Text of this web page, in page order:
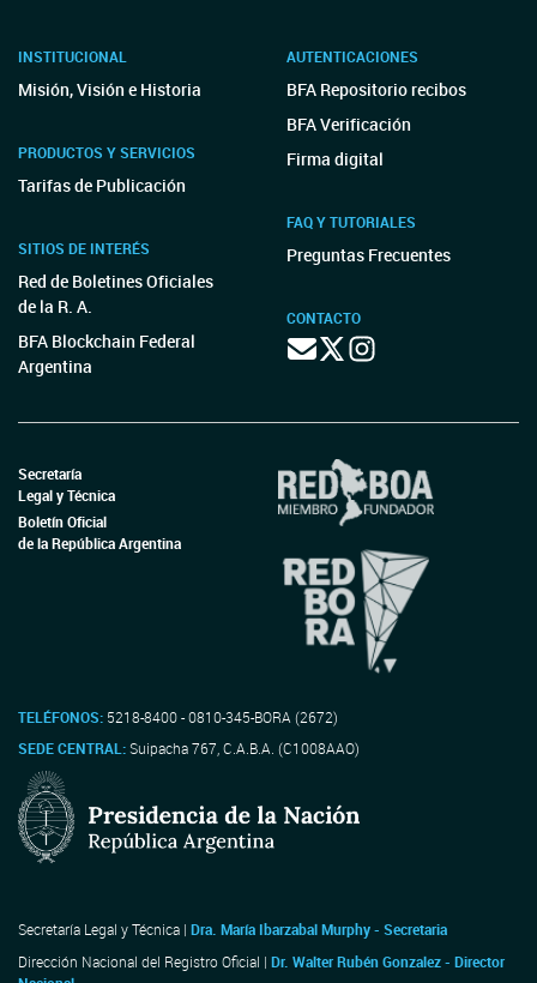
INSTITUCIONAL
Misión, Visión e Historia
PRODUCTOS Y SERVICIOS
Tarifas de Publicación
SITIOS DE INTERÉS
Red de Boletines Oficiales
de la R. A.
BFA Blockchain Federal
Argentina
AUTENTICACIONES
BFA Repositorio recibos
BFA Verificación
Firma digital
FAQ Y TUTORIALES
Preguntas Frecuentes
CONTACTO
Secretaría
Legal y Técnica
Boletín Oficial
de la República Argentina
TELÉFONOS: 5218-8400 - 0810-345-BORA (2672)
SEDE CENTRAL:Suipacha 767, C.A.B.A. (C1008AAO)
Secretaría Legal y Técnica | Dra. María Ibarzabal Murphy - Secretaria
Dirección Nacional del Registro Oficial | Dr. Walter Rubén Gonzalez - Director